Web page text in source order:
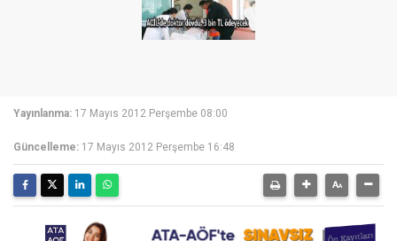
Yayınlanma: 17 Mayıs 2012 Perşembe 08:00
Güncelleme: 17 Mayıs 2012 Perşembe 16:48